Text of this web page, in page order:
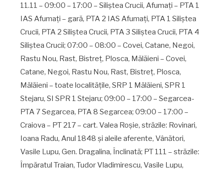
11.11 – 09:00 – 17:00 – Siliştea Crucii, Afumaţi – PTA 1
IAS Afumaţi – gară, PTA 2 IAS Afumaţi, PTA 1 Siliştea
Crucii, PTA 2 Siliştea Crucii, PTA 3 Siliştea Crucii, PTA 4
Siliştea Crucii; 07:00 – 08:00 – Covei, Catane, Negoi,
Rastu Nou, Rast, Bistreţ, Plosca, Mălăieni – Covei,
Catane, Negoi, Rastu Nou, Rast, Bistreţ, Plosca,
Mălăieni – toate localităţile, SRP 1 Mălăieni, SPR 1
Stejaru, SI SPR 1 Stejaru; 09:00 – 17:00 – Segarcea-
PTA 7 Segarcea, PTA 8 Segarcea; 09:00 – 17:00 –
Craiova – PT 217 – cart. Valea Roşie, străzile: Rovinari,
Ioana Radu, Anul 1848 şi aleile aferente, Vânători,
Vasile Lupu, Gen. Dragalina, Înclinată; PT 111 – străzile:
Împăratul Traian, Tudor Vladimirescu, Vasile Lupu,